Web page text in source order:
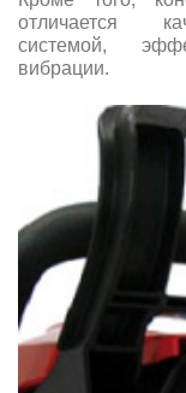
отличается
системой,
вибрации.